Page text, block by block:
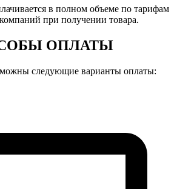
в полном объеме по тарифам
при получении товара.
ОПЛАТЫ
следующие варианты оплаты: